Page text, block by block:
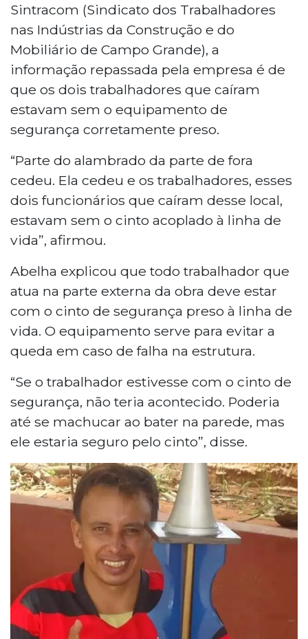
Sintracom (Sindicato dos Trabalhadores
nas Indústrias da Construção e do
Mobiliário de Campo Grande), a
informação repassada pela empresa é de
que os dois trabalhadores que caíram
estavam sem o equipamento de
segurança corretamente preso.
“Parte do alambrado da parte de fora
cedeu. Ela cedeu e os trabalhadores, esses
dois funcionários que caíram desse local,
estavam sem o cinto acoplado à linha de
vida”, afirmou.
Abelha explicou que todo trabalhador que
atua na parte externa da obra deve estar
com o cinto de segurança preso à linha de
vida. O equipamento serve para evitar a
queda em caso de falha na estrutura.
“Se o trabalhador estivesse com o cinto de
segurança, não teria acontecido. Poderia
até se machucar ao bater na parede, mas
ele estaria seguro pelo cinto”, disse.